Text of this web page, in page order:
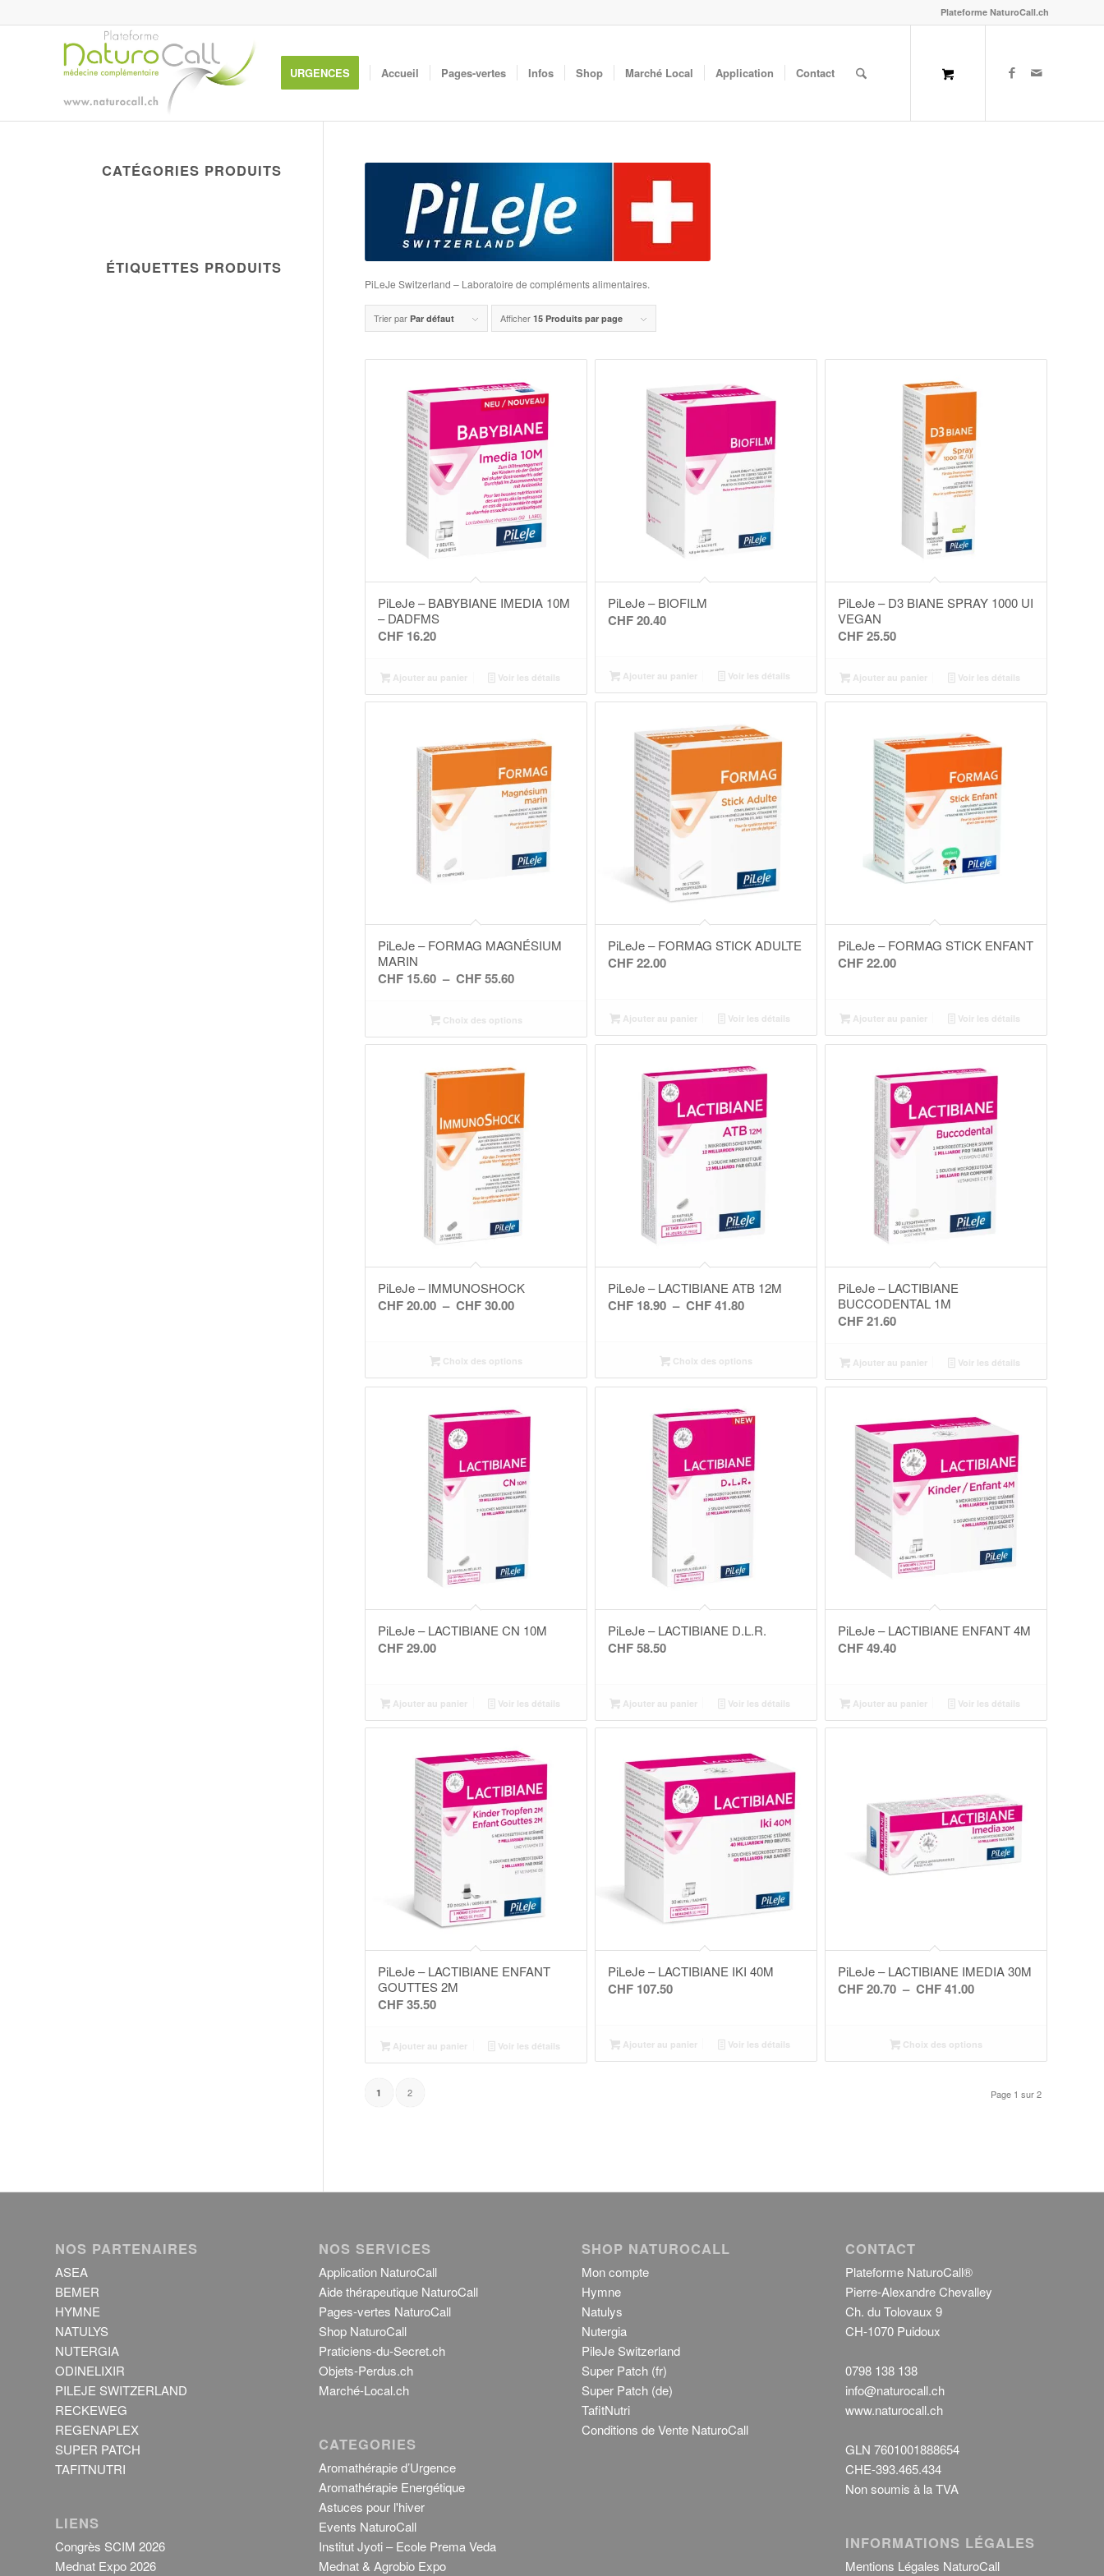
Plateforme NaturoCall.ch
URGENCES Accueil Pages-vertes Infos Shop Marché Local Application Contact
PiLeJe Switzerland – Laboratoire de compléments alimentaires.
Trier par Par défaut Afficher 15 Produits par page
PiLeJe – BABYBIANE IMEDIA 10M
– DADFMS
CHF16.20
Ajouter au panier Voir les détails
PiLeJe – BIOFILM
CHF20.40
Ajouter au panier Voir les détails
PiLeJe – D3 BIANE SPRAY 1000 UI
VEGAN
CHF25.50
Ajouter au panier Voir les détails
PiLeJe – FORMAG MAGNÉSIUM
MARIN
CHF15.60 – CHF55.60Plage
prix :
CHF 15.60
CHF 55.60
Choix des options
PiLeJe – FORMAG STICK ADULTE
CHF22.00
Ajouter au panier Voir les détails
PiLeJe – FORMAG STICK ENFANT
CHF22.00
Ajouter au panier Voir les détails
PiLeJe – IMMUNOSHOCK
CHF20.00 – CHF30.00Plage
CHF 20.00
à
Choix des options
PiLeJe – LACTIBIANE ATB 12M
CHF18.90 – CHF41.80Plage
CHF 18.90
à
Choix des options
PiLeJe – LACTIBIANE
BUCCODENTAL 1M
CHF21.60
Ajouter au panier Voir les détails
PiLeJe – LACTIBIANE CN 10M
CHF29.00
Ajouter au panier Voir les détails
PiLeJe – LACTIBIANE D.L.R.
CHF58.50
Ajouter au panier Voir les détails
PiLeJe – LACTIBIANE ENFANT 4M
CHF49.40
Ajouter au panier Voir les détails
PiLeJe – LACTIBIANE ENFANT
GOUTTES 2M
CHF35.50
Ajouter au panier Voir les détails
PiLeJe – LACTIBIANE IKI 40M
CHF107.50
Ajouter au panier Voir les détails
PiLeJe – LACTIBIANE IMEDIA 30M
CHF20.70 – CHF41.00Plage
CHF 20.70
à
Choix des options
Page 1 sur 2
1 2
CATÉGORIES PRODUITS
ÉTIQUETTES PRODUITS
NOS PARTENAIRES
ASEA
BEMER
HYMNE
NATULYS
NUTERGIA
ODINELIXIR
PILEJE SWITZERLAND
RECKEWEG
REGENAPLEX
SUPER PATCH
TAFITNUTRI
LIENS
Congrès SCIM 2026
Mednat Expo 2026
NOS SERVICES
Application NaturoCall
Aide thérapeutique NaturoCall
Pages-vertes NaturoCall
Shop NaturoCall
Praticiens-du-Secret.ch
Objets-Perdus.ch
Marché-Local.ch
CATEGORIES
Aromathérapie d’Urgence
Aromathérapie Energétique
Astuces pour l'hiver
Events NaturoCall
Institut Jyoti – Ecole Prema Veda
Mednat & Agrobio Expo
SHOP NATUROCALL
Mon compte
Hymne
Natulys
Nutergia
PileJe Switzerland
Super Patch (fr)
Super Patch (de)
TafitNutri
Conditions de Vente NaturoCall
CONTACT
Plateforme NaturoCall®
Pierre-Alexandre Chevalley
Ch. du Tolovaux 9
CH-1070 Puidoux
0798 138 138
info@naturocall.ch
www.naturocall.ch
GLN 7601001888654
CHE-393.465.434
Non soumis à la TVA
INFORMATIONS LÉGALES
Mentions Légales NaturoCall